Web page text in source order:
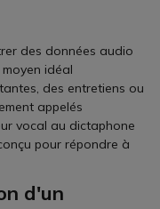
des données audio
idéal
des entretiens ou
appelés
vocal au dictaphone
pour répondre à
d'un